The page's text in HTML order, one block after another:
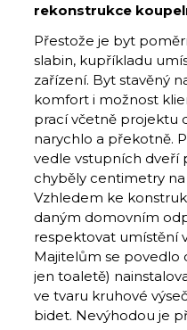
rekonstrukce
Přestože je byt
slabin, kupříkladu
zařízení. Byt stavěný
komfort i možnost
prací včetně projektu
narychlo a překotně.
vedle vstupních dveří
chyběly centimetry
Vzhledem ke
daným domovním
respektovat umístění
Majitelům se povedlo
jen toaletě)
ve tvaru kruhové
bidet. Nevýhodou je